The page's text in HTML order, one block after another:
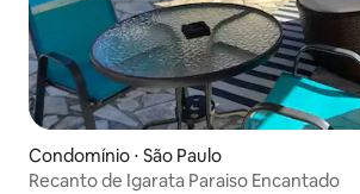
Condomínio ⋅ São Paulo
Recanto de Igarata Paraiso Encantado